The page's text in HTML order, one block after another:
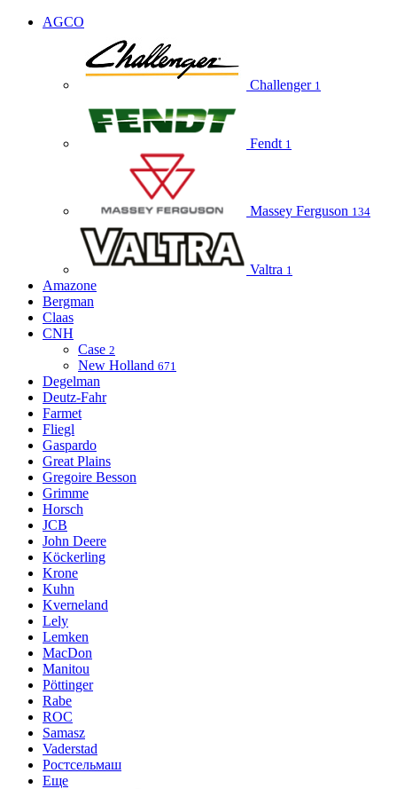
AGCO
Challenger 1
Fendt 1
Massey Ferguson 134
Valtra 1
Amazone
Bergman
Claas
CNH
Case 2
New Holland 671
Degelman
Deutz-Fahr
Farmet
Fliegl
Gaspardo
Great Plains
Gregoire Besson
Grimme
Horsch
JCB
John Deere
Köckerling
Krone
Kuhn
Kverneland
Lely
Lemken
MacDon
Manitou
Pöttinger
Rabe
ROC
Samasz
Vaderstad
Ростсельмаш
Еще